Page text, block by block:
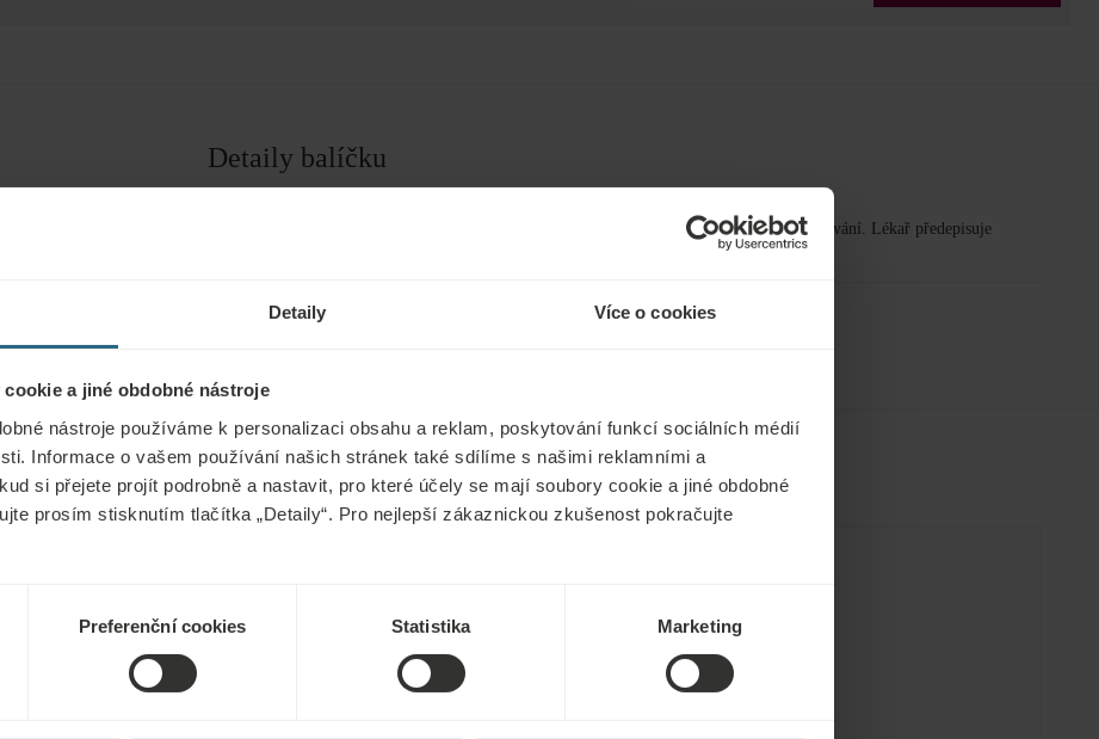
Detaily Více o cookies
a jiné obdobné nástroje
nástroje používáme k personalizaci obsahu a reklam, poskytování funkcí sociálních médií
Informace o vašem používání našich stránek také sdílíme s našimi reklamními a
si přejete projít podrobně a nastavit, pro které účely se mají soubory cookie a jiné obdobné
prosím stisknutím tlačítka „Detaily“. Pro nejlepší zákaznickou zkušenost pokračujte
Preferenční cookies Statistika Marketing
Detaily balíčku
Léčebné procedury: 4 léčebné procedury na osobu (dospělou) / přenocování. Lékař předepisuje
Bezplatný vstup do hotelového